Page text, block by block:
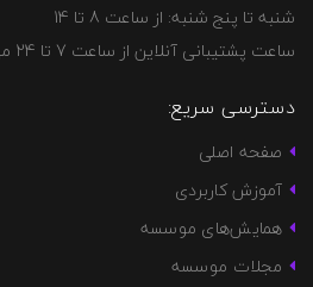
شنبه تا پنج شنبه: از ساعت 8 تا 14
ساعت پشتیبانی آنلاین از ساعت 7 تا 24 می باشد
دسترسی سریع:
صفحه اصلی
آموزش کاربردی
همایش‌های موسسه
مجلات موسسه